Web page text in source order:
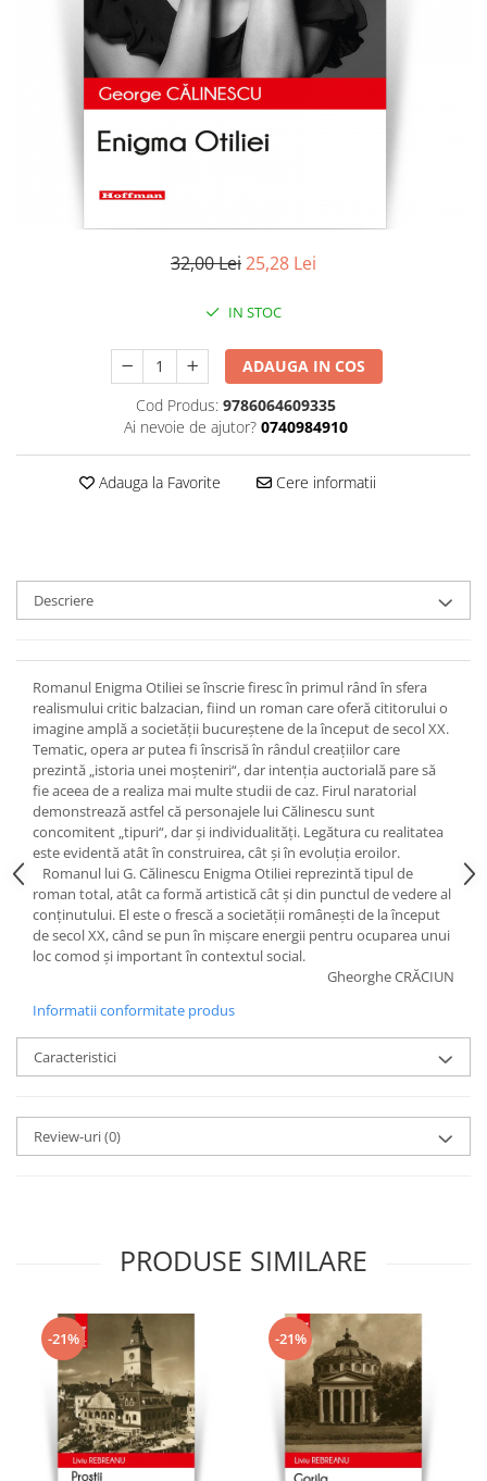
Contemporana
Publicistica / Reportaje / Interviuri
Sociologie si filozofie
32,00 Lei25,28 Lei
IN STOC
ADAUGA IN COS
Cod Produs: 9786064609335
Ai nevoie de ajutor? 0740984910
Adauga la Favorite Cere informatii
Descriere
Romanul Enigma Otiliei se înscrie firesc în primul rând în sfera
realismului critic balzacian, fiind un roman care oferă cititorului o
imagine amplă a societății bucureștene de la început de secol XX.
Tematic, opera ar putea fi înscrisă în rândul creațiilor care
prezintă „istoria unei moșteniri“, dar intenția auctorială pare să
fie aceea de a realiza mai multe studii de caz. Firul naratorial
demonstrează astfel că personajele lui Călinescu sunt
concomitent „tipuri“, dar și individualități. Legătura cu realitatea
este evidentă atât în construirea, cât și în evoluția eroilor.
Romanul lui G. Călinescu Enigma Otiliei reprezintă tipul de
roman total, atât ca formă artistică cât și din punctul de vedere al
conținutului. El este o frescă a societății românești de la început
de secol XX, când se pun în mișcare energii pentru ocuparea unui
loc comod și important în contextul social.
Gheorghe CRĂCIUN
Informatii conformitate produs
Caracteristici
Review-uri(0)
PRODUSE SIMILARE
-21% -21%